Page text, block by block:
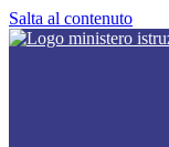
Salta al contenuto